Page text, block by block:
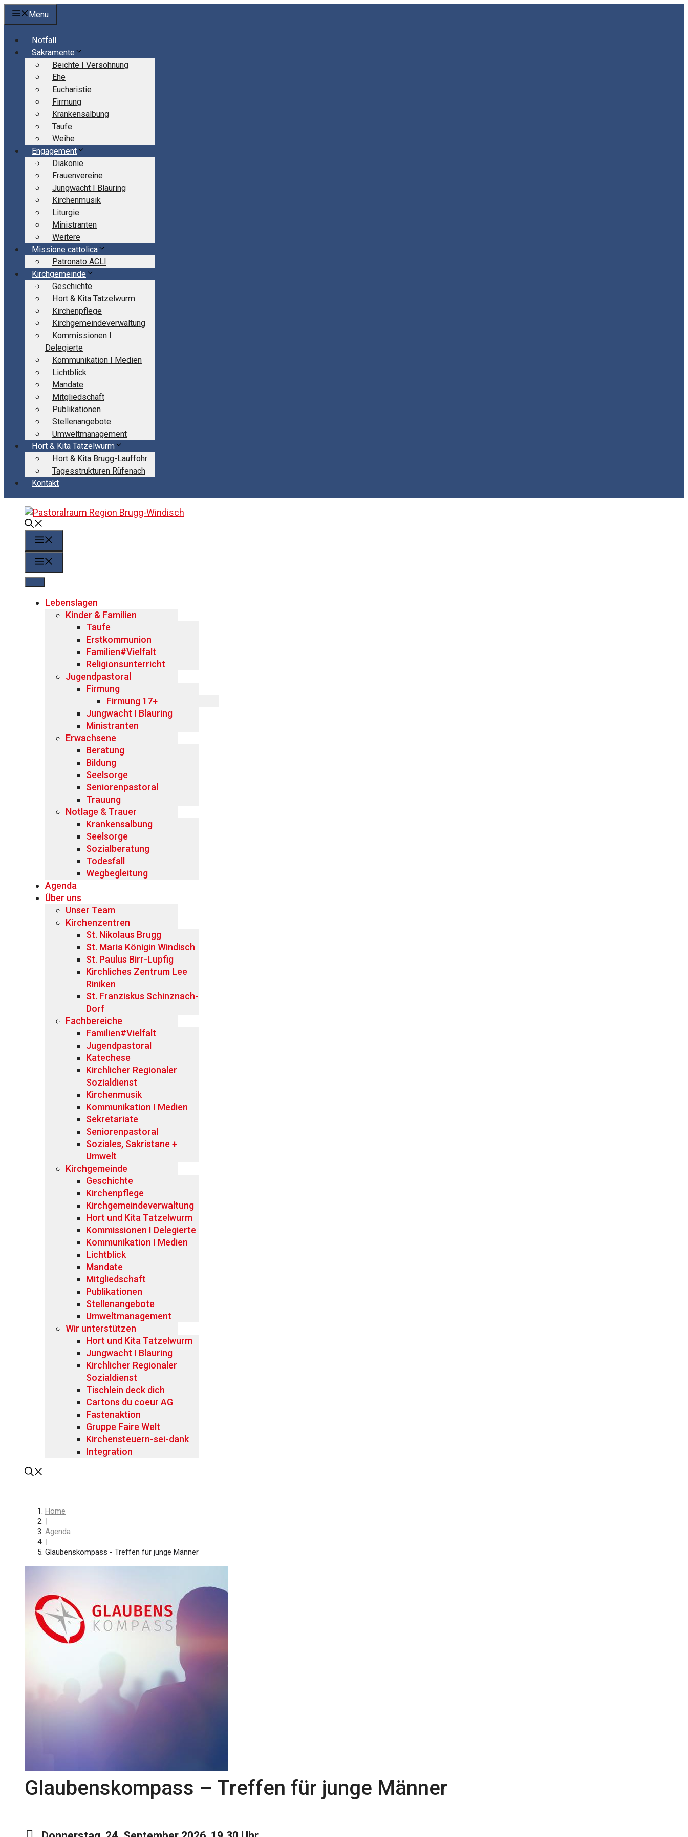
Springe
zum
Menu
Notfall
Sakramente
Beichte I Versöhnung
Ehe
Eucharistie
Firmung
Krankensalbung
Taufe
Weihe
Engagement
Diakonie
Frauenvereine
Jungwacht I Blauring
Kirchenmusik
Liturgie
Ministranten
Weitere
Missione cattolica
Patronato ACLI
Kirchgemeinde
Geschichte
Hort & Kita Tatzelwurm
Kirchenpflege
Kirchgemeindeverwaltung
Kommissionen I
Delegierte
Kommunikation I Medien
Lichtblick
Mandate
Mitgliedschaft
Publikationen
Stellenangebote
Umweltmanagement
Hort & Kita Tatzelwurm
Hort & Kita Brugg-Lauffohr
Tagesstrukturen Rüfenach
Kontakt
Lebenslagen
Kinder & Familien
Taufe
Erstkommunion
Familien#Vielfalt
Religionsunterricht
Jugendpastoral
Firmung
Firmung 17+
Jungwacht I Blauring
Ministranten
Erwachsene
Beratung
Bildung
Seelsorge
Seniorenpastoral
Trauung
Notlage & Trauer
Krankensalbung
Seelsorge
Sozialberatung
Todesfall
Wegbegleitung
Agenda
Über uns
Unser Team
Kirchenzentren
St. Nikolaus Brugg
St. Maria Königin Windisch
St. Paulus Birr-Lupfig
Kirchliches Zentrum Lee
Riniken
St. Franziskus Schinznach-
Dorf
Fachbereiche
Familien#Vielfalt
Jugendpastoral
Katechese
Kirchlicher Regionaler
Sozialdienst
Kirchenmusik
Kommunikation I Medien
Sekretariate
Seniorenpastoral
Soziales, Sakristane +
Umwelt
Kirchgemeinde
Geschichte
Kirchenpflege
Kirchgemeindeverwaltung
Hort und Kita Tatzelwurm
Kommissionen I Delegierte
Kommunikation I Medien
Lichtblick
Mandate
Mitgliedschaft
Publikationen
Stellenangebote
Umweltmanagement
Wir unterstützen
Hort und Kita Tatzelwurm
Jungwacht I Blauring
Kirchlicher Regionaler
Sozialdienst
Tischlein deck dich
Cartons du coeur AG
Fastenaktion
Gruppe Faire Welt
Kirchensteuern-sei-dank
Integration
Home
|
Agenda
|
Glaubenskompass - Treffen für junge Männer
Glaubenskompass – Treffen für junge Männer